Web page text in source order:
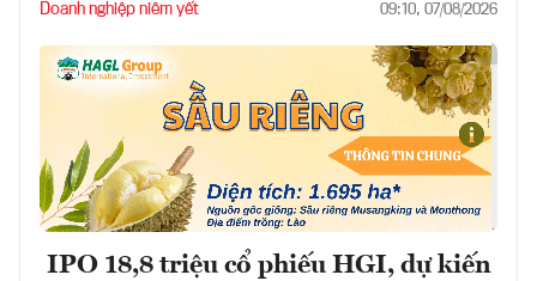
Doanh nghiệp niêm yết 09:10, 07/08/2026
IPO 18,8 triệu cổ phiếu HGI, dự kiến